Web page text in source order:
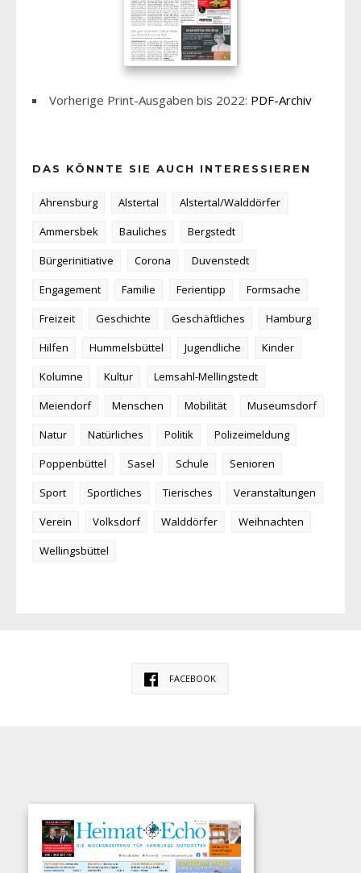
Vorherige Print-Ausgaben bis 2022: PDF-Archiv
DAS KÖNNTE SIE AUCH INTERESSIEREN
Ahrensburg Alstertal
Alstertal/Walddörfer
Ammersbek
Bauliches
Bergstedt
Bürgerinitiative
Corona
Duvenstedt
Engagement
Familie Ferientipp
Formsache
Freizeit
Geschichte Geschäftliches
Hamburg
Hilfen
Hummelsbüttel Jugendliche
Kinder
Kolumne
Kultur
Lemsahl-Mellingstedt
Meiendorf
Menschen Mobilität
Museumsdorf
Natur
Natürliches Politik
Polizeimeldung
Poppenbüttel
Sasel Schule
Senioren
Sport
Sportliches Tierisches
Veranstaltungen
Verein
Volksdorf Walddörfer
Weihnachten
Wellingsbüttel
FACEBOOK